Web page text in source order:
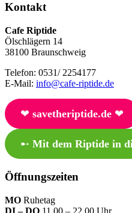
Kontakt
Cafe Riptide
Ölschlägern 14
38100 Braunschweig
Telefon: 0531/ 2254177
E-Mail: info@cafe-riptide.de
❤︎ savetheriptide.de❤︎
➸ Mit dem Riptide in
Öffnungszeiten
MO Ruhetag
DI – DO 11.00 – 22.00 Uhr